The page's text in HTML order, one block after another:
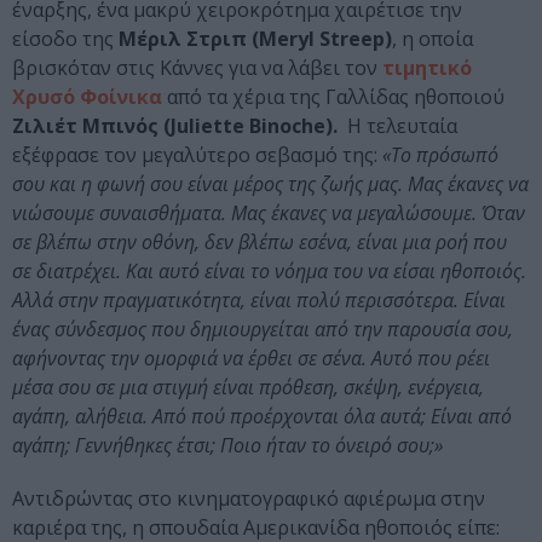
έναρξης, ένα μακρύ χειροκρότημα χαιρέτισε την
είσοδο της Μέριλ Στριπ (Meryl Streep), η οποία
βρισκόταν στις Κάννες για να λάβει τον τιμητικό
Χρυσό Φοίνικα από τα χέρια της Γαλλίδας ηθοποιού
Ζιλιέτ Μπινός (Juliette Binoche). Η τελευταία
εξέφρασε τον μεγαλύτερο σεβασμό της: «Το πρόσωπό
σου και η φωνή σου είναι μέρος της ζωής μας. Μας έκανες να
νιώσουμε συναισθήματα. Μας έκανες να μεγαλώσουμε. Όταν
σε βλέπω στην οθόνη, δεν βλέπω εσένα, είναι μια ροή που
σε διατρέχει. Και αυτό είναι το νόημα του να είσαι ηθοποιός.
Αλλά στην πραγματικότητα, είναι πολύ περισσότερα. Είναι
ένας σύνδεσμος που δημιουργείται από την παρουσία σου,
αφήνοντας την ομορφιά να έρθει σε σένα. Αυτό που ρέει
μέσα σου σε μια στιγμή είναι πρόθεση, σκέψη, ενέργεια,
αγάπη, αλήθεια. Από πού προέρχονται όλα αυτά; Είναι από
αγάπη; Γεννήθηκες έτσι; Ποιο ήταν το όνειρό σου;»
Αντιδρώντας στο κινηματογραφικό αφιέρωμα στην
καριέρα της, η σπουδαία Αμερικανίδα ηθοποιός είπε: